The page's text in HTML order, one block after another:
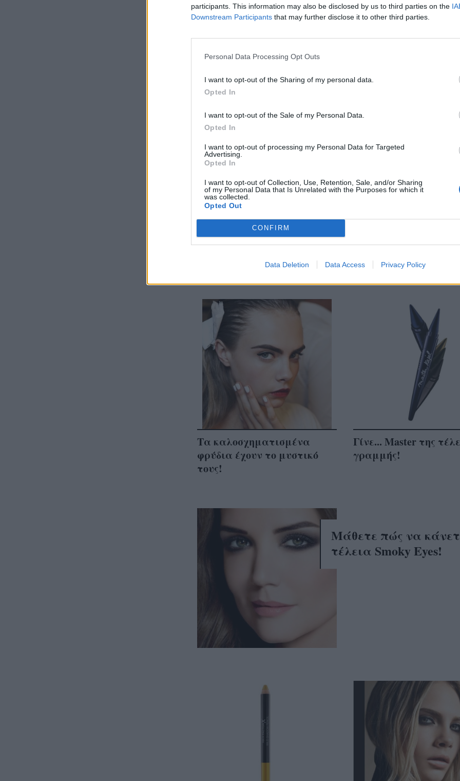
participants. This information may also be disclosed by us to third parties on the
Downstream Participants that may further disclose it to other third parties.
Personal Data Processing Opt Outs
I want to opt-out of the Sharing of my personal data.
Opted In
I want to opt-out of the Sale of my Personal Data.
Opted In
I want to opt-out of processing my Personal Data for Targeted
Advertising.
Opted In
I want to opt-out of Collection, Use, Retention, Sale, and/or Sharing
of my Personal Data that Is Unrelated with the Purposes for which it
was collected.
Opted Out
CONFIRM
Data Deletion Data Access Privacy Policy
Θέλετε να μαγέψετε τα
πλήθη; ΜΗΝ κάνετε τα
μολύβι ματιών των
Τα καλοσχηματισμένα
φρύδια έχουν το μυστικό
τους!
Γίνε... Master της
γραμμής!
Μάθετε πώς να
τέλεια Smoky Eyes!